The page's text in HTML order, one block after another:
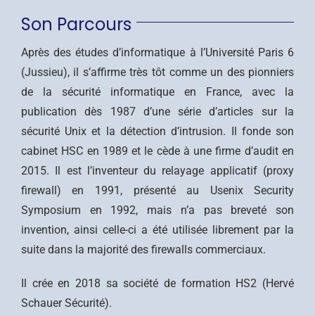
Son Parcours
Après des études d’informatique à l’Université Paris 6
(Jussieu), il s’affirme très tôt comme un des pionniers
de la sécurité informatique en France, avec la
publication dès 1987 d’une série d’articles sur la
sécurité Unix et la détection d’intrusion. Il fonde son
cabinet HSC en 1989 et le cède à une firme d’audit en
2015. Il est l’inventeur du relayage applicatif (proxy
firewall) en 1991, présenté au Usenix Security
Symposium en 1992, mais n’a pas breveté son
invention, ainsi celle-ci a été utilisée librement par la
suite dans la majorité des firewalls commerciaux.
Il crée en 2018 sa société de formation HS2 (Hervé
Schauer Sécurité).